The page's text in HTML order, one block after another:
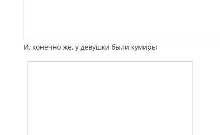
И, конечно же, у девушки были кумиры